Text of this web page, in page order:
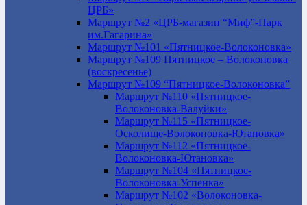
ЦРБ»
Маршрут №2 «ЦРБ-магазин “Миф”-Парк
им.Гагарина»
Маршрут №101 «Пятницкое-Волоконовка»
Маршрут №109 Пятницкое – Волоконовка
(воскресенье)
Маршрут №109 “Пятницкое-Волоконовка”
Маршрут №110 «Пятницкое-
Волоконовка-Валуйки»
Маршрут №115 «Пятницкое-
Осколище-Волоконовка-Ютановка»
Маршрут №112 «Пятницкое-
Волоконовка-Ютановка»
Маршрут №104 «Пятницкое-
Волоконовка-Успенка»
Маршрут №102 «Волоконовка-